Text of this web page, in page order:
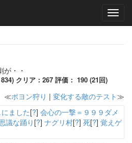
・・
クリア：267 評価： 190 (21回)
≪ポヨン狩り | 変化する敵のテスト≫
にました[?] 会心の一撃＝９９９ダメ
議な踊り [?] ナグリ村[?] 死[?] 覚えゲ